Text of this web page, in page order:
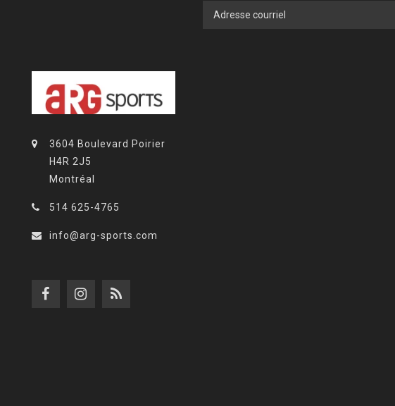
3604 Boulevard Poirier
H4R 2J5
Montréal
514 625-4765
info@arg-sports.com